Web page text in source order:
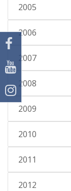
2005
2006
2007
2008
2009
2010
2011
2012